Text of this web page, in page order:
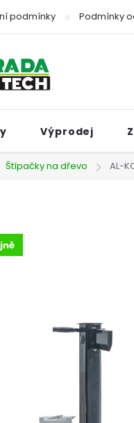
podmínky Podmínky
Výprodej
Štípačky na dřevo AL-